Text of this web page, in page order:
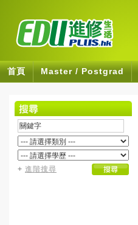
首頁 Master / Postgrad
+ 進階搜尋